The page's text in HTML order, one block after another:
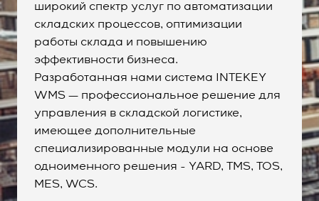
широкий спектр услуг по автоматизации
складских процессов, оптимизации
работы склада и повышению
эффективности бизнеса.
Разработанная нами система
INTEKEY
WMS — профессиональное решение для
управления в складской логистике,
имеющее дополнительные
специализированные модули на основе
одноименного решения - YARD, TMS, TOS,
MES, WCS.